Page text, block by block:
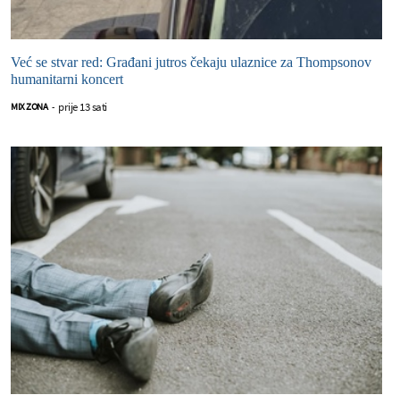
Već se stvar red: Građani jutros čekaju ulaznice za Thompsonov
humanitarni koncert
MIX ZONA - prije 13 sati